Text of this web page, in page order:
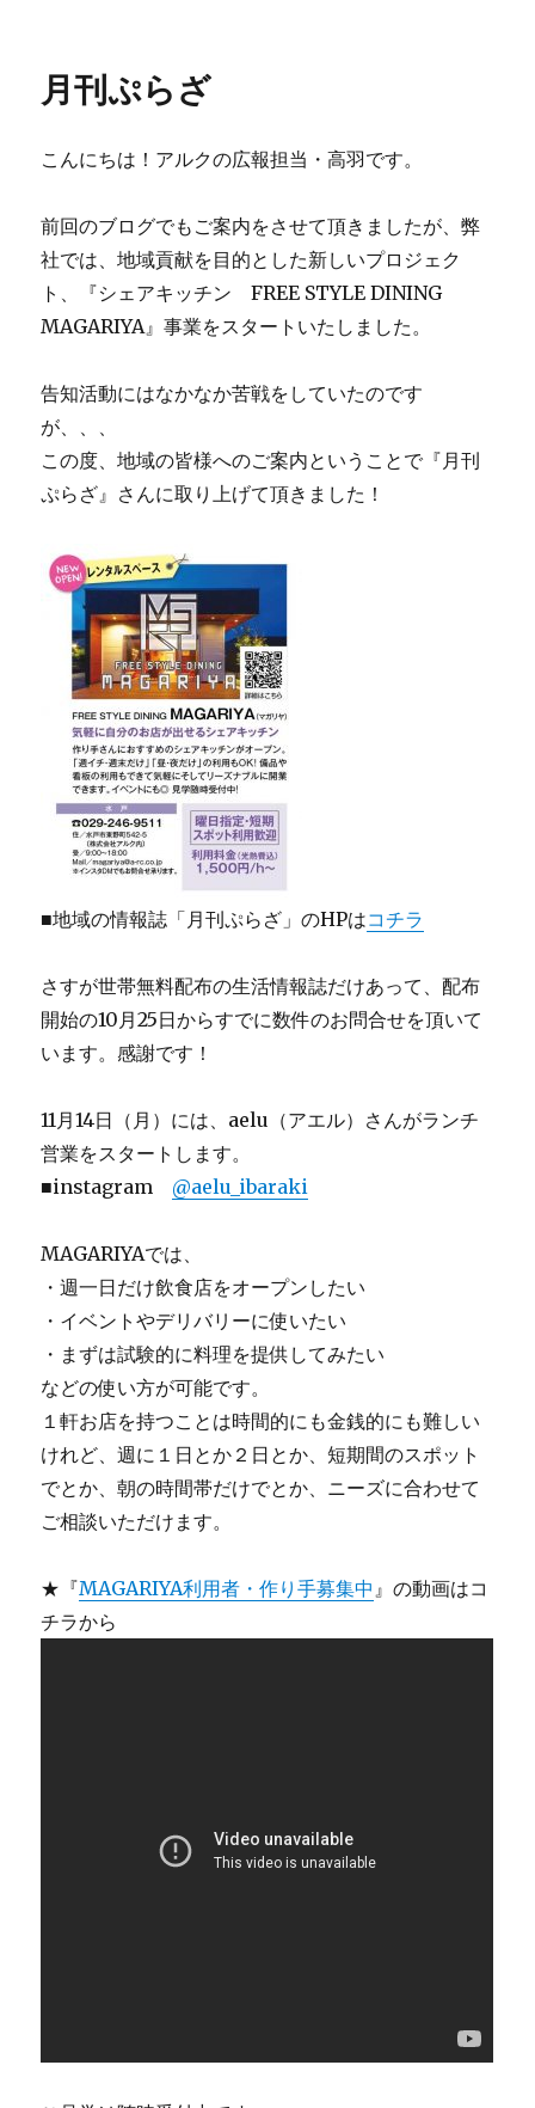
月刊ぷらざ
こんにちは！アルクの広報担当・高羽です。
前回のブログでもご案内をさせて頂きましたが、弊
社では、地域貢献を目的とした新しいプロジェク
ト、『シェアキッチン FREE STYLE DINING
MAGARIYA』事業をスタートいたしました。
告知活動にはなかなか苦戦をしていたのです
が、、、
この度、地域の皆様へのご案内ということで『月刊
ぷらざ』さんに取り上げて頂きました！
■地域の情報誌「月刊ぷらざ」のHPはコチラ
さすが世帯無料配布の生活情報誌だけあって、配布
開始の10月25日からすでに数件のお問合せを頂いて
います。感謝です！
11月14日（月）には、aelu（アエル）さんがランチ
営業をスタートします。
■instagram @aelu_ibaraki
MAGARIYAでは、
・週一日だけ飲食店をオープンしたい
・イベントやデリバリーに使いたい
・まずは試験的に料理を提供してみたい
などの使い方が可能です。
１軒お店を持つことは時間的にも金銭的にも難しい
けれど、週に１日とか２日とか、短期間のスポット
でとか、朝の時間帯だけでとか、ニーズに合わせて
ご相談いただけます。
★『MAGARIYA利用者・作り手募集中 』の動画はコ
チラから